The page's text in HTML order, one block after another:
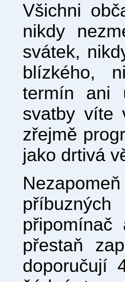
Všichni
nikdy
svátek,
blízkého,
termín ani
svatby víte
zřejmě
jako drtivá
připomínač
přestaň
doporučují